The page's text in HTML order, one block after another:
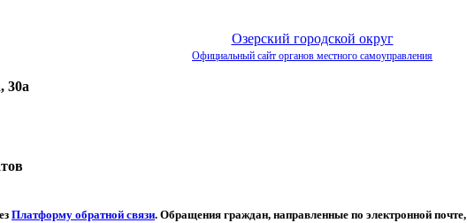
Озерский городской округ
Официальный сайт органов местного самоуправления
30а
Платформу обратной связи. Обращения граждан, направленные по электронной почте,